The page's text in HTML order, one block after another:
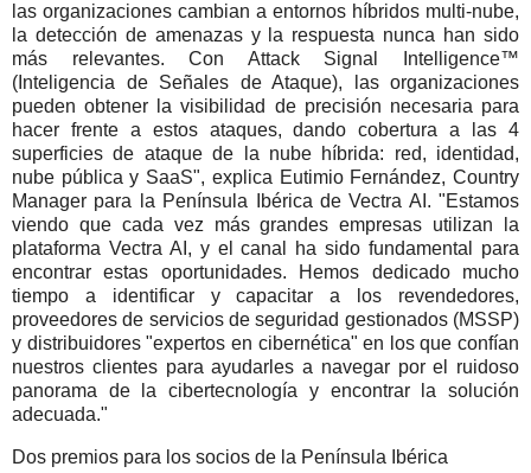
las organizaciones cambian a entornos híbridos multi-nube,
la detección de amenazas y la respuesta nunca han sido
más relevantes. Con Attack Signal Intelligence™
(Inteligencia de Señales de Ataque), las organizaciones
pueden obtener la visibilidad de precisión necesaria para
hacer frente a estos ataques, dando cobertura a las 4
superficies de ataque de la nube híbrida: red, identidad,
nube pública y SaaS", explica Eutimio Fernández, Country
Manager para la Península Ibérica de Vectra AI. "Estamos
viendo que cada vez más grandes empresas utilizan la
plataforma Vectra AI, y el canal ha sido fundamental para
encontrar estas oportunidades. Hemos dedicado mucho
tiempo a identificar y capacitar a los revendedores,
proveedores de servicios de seguridad gestionados (MSSP)
y distribuidores "expertos en cibernética" en los que confían
nuestros clientes para ayudarles a navegar por el ruidoso
panorama de la cibertecnología y encontrar la solución
adecuada."
Dos premios para los socios de la Península Ibérica